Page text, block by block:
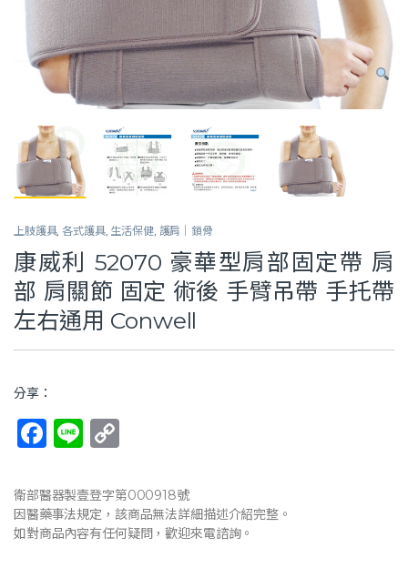
上肢護具,各式護具, 生活保健, 護肩｜鎖骨
康威利 52070 豪華型肩部固定帶 肩
部 肩關節 固定 術後 手臂吊帶 手托帶
左右通用 Conwell
分享：
F
c
e
b
Li
e p
y
Li
衛部醫器製壹登字第000918號
因醫藥事法規定，該商品無法詳細描述介紹完整。
如對商品內容有任何疑問，歡迎來電諮詢。